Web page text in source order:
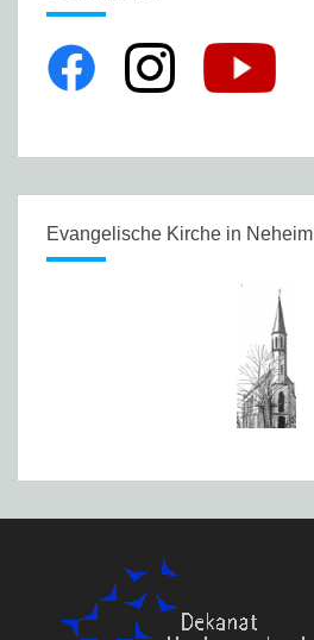
Evangelische Kirche in Neheim